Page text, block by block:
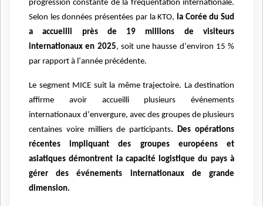
progression constante de la fréquentation internationale.
Selon les données présentées par la KTO, la Corée du Sud
a accueilli près de 19 millions de visiteurs
internationaux en 2025, soit une hausse d ’environ 15 %
par rapport à l ’année précédente.
Le segment MICE suit la même trajectoire. La destination
affirme avoir accueilli plusieurs événements
internationaux d’envergure, avec des groupes de plusieurs
centaines voire milliers de participants. Des opérations
récentes impliquant des groupes européens et
asiatiques démontrent la capacité logistique du pays à
gérer des événements internationaux de grande
dimension.